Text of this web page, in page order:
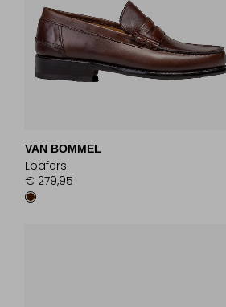
VAN BOMMEL
Loafers
€ 279,95